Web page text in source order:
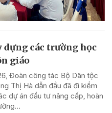
các trường học
giáo
Đoàn công tác Bộ Dân tộc
Thị Hà dẫn đầu đã đi kiểm
dự án đầu tư nâng cấp, hoàn